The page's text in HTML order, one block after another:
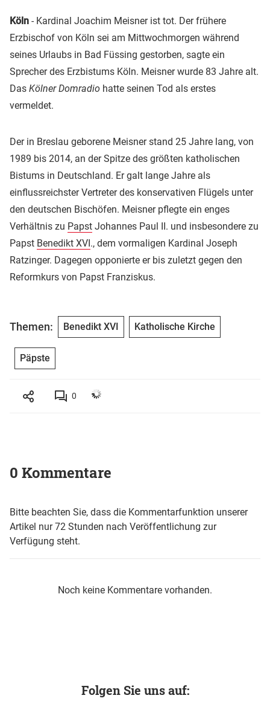
Köln - Kardinal Joachim Meisnerist tot. Der frühere
Erzbischof von Köln sei am Mittwochmorgen während
seines Urlaubs in Bad Füssing gestorben, sagte ein
Sprecher des Erzbistums Köln. Meisnerwurde 83 Jahre alt.
Das Kölner Domradio hatte seinen Tod als erstes
vermeldet.
Der in Breslau geborene Meisnerstand 25 Jahre lang, von
1989 bis 2014, an der Spitze des größten katholischen
Bistums in Deutschland. Er galt lange Jahre als
einflussreichster Vertreter des konservativen Flügels unter
den deutschen Bischöfen. Meisnerpflegte ein enges
Verhältnis zu Papst Johannes Paul II. und insbesondere zu
Papst Benedikt XVI., dem vormaligen Kardinal Joseph
Ratzinger. Dagegen opponierte er bis zuletzt gegen den
Reformkurs von Papst Franziskus.
Themen: Benedikt XVI Katholische Kirche
Päpste
0
0 Kommentare
Bitte beachten Sie, dass die Kommentarfunktion unserer
Artikel nur 72 Stunden nach Veröffentlichung zur
Verfügung steht.
Noch keine Kommentare vorhanden.
Folgen Sie uns auf: